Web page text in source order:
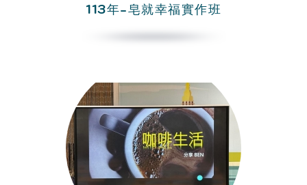
113年-皂就幸福實作班